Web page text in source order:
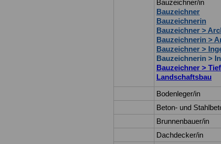
Bauzeichner/in
Bauzeichner
Bauzeichnerin
Bauzeichner >
Bauzeichnerin >
Bauzeichner >
Bauzeichnerin >
Bauzeichner >
Landschaftsbau
Bodenleger/in
Beton- und
Brunnenbauer/in
Dachdecker/in